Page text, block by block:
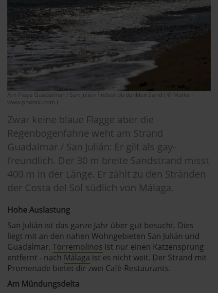
Am Playa Guadalmar / San Julián findest du dunklen Sand ( © Maika -
www.photaki.com )
Zwar keine blaue Flagge aber die
Regenbogenfahne weht am Strand
Guadalmar / San Julián: Er gilt als gay-
freundlich. Der 30 m breite Sandstrand misst
400 m in der Länge. Er zählt zu den Stränden
der Costa del Sol südlich von Málaga.
Hohe Auslastung
San Julián ist das ganze Jahr über gut besucht. Dies
liegt mit an den nahen Wohngebieten San Julián und
Guadalmar. Torremolinos ist nur einen Katzensprung
entfernt - nach Málaga ist es nicht weit. Der Strand mit
Promenade bietet dir zwei Café-Restaurants.
Am Mündungsdelta